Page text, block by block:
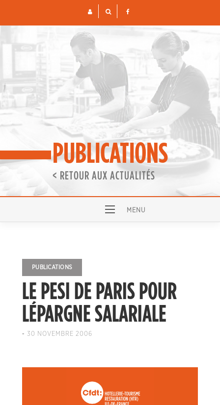
PUBLICATIONS
< RETOUR AUX ACTUALITÉS
PUBLICATIONS
LE PESI DE PARIS POUR
LÉPARGNE SALARIALE
- 30 NOVEMBRE 2006